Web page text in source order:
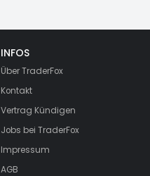
INFOS
Über TraderFox
Kontakt
Vertrag Kündigen
Jobs bei TraderFox
Impressum
AGB